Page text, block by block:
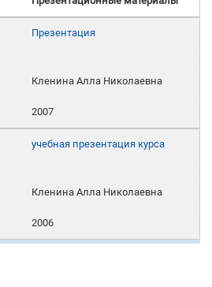
Презентация
Кленина Алла Николаевна
2007
учебная презентация курса
Кленина Алла Николаевна
2006